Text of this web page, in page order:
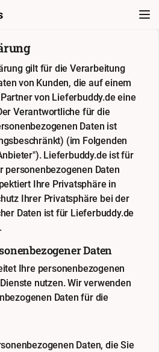
gilt für die Verarbeitung
von Kunden, die auf einem
von Lieferbuddy.de eine
Verantwortliche für die
Daten ist
(im Folgenden
Lieferbuddy.de ist für
personenbezogenen Daten
Ihre Privatsphäre in
Ihrer Privatsphäre bei der
Daten ist für Lieferbuddy.de
Daten
Ihre personenbezogenen
nutzen. Wir verwenden
Daten für die
Daten, die Sie